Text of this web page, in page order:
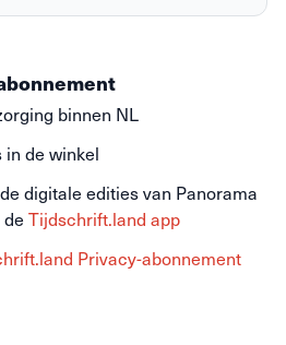
binnen NL
in de winkel
digitale edities van Panorama
Tijdschrift.land app
Privacy-abonnement